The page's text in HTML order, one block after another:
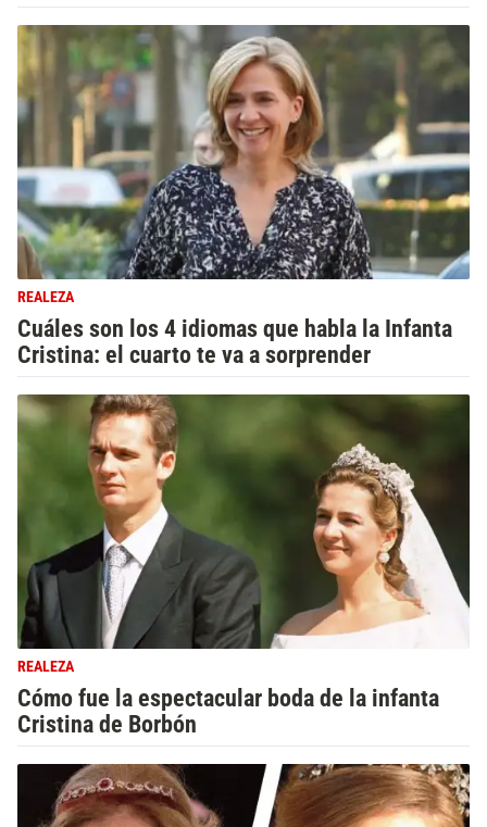
REALEZA
Cuáles son los 4 idiomas que habla la Infanta
Cristina: el cuarto te va a sorprender
REALEZA
Cómo fue la espectacular boda de la infanta
Cristina de Borbón